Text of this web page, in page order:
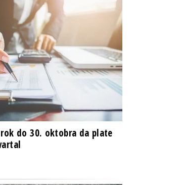
do 30. oktobra da plate